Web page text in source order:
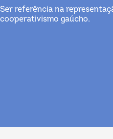
Ser referência na
cooperativismo gaúcho.